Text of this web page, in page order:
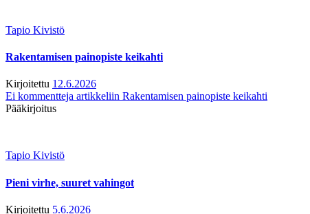
Tapio Kivistö
Rakentamisen painopiste keikahti
Kirjoitettu 12.6.2026
Ei kommentteja artikkeliin Rakentamisen painopiste keikahti
Pääkirjoitus
Tapio Kivistö
Pieni virhe, suuret vahingot
Kirjoitettu 5.6.2026